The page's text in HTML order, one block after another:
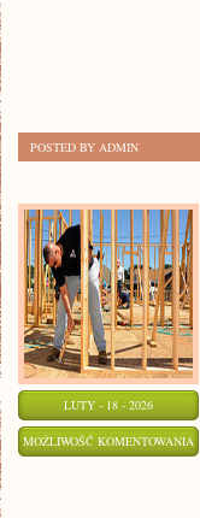
POSTED BY ADMIN
LUTY - 18 - 2026
MOŻLIWOŚĆ KOMENTOWANIA